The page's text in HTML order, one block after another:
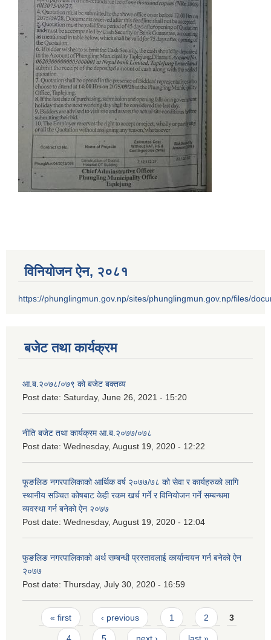
विनियोजन ऐन‚ २०८१
https://phunglingmun.gov.np/sites/phunglingmun.gov.np/files/
बजेट तथा कार्यक्रम
आ.ब.२०७८/०७९ को बजेट बक्तव्य
Post date: Saturday, June 26, 2021 - 15:20
नीति बजेट तथा कार्यक्रम आ.ब.२०७७/०७८
Post date: Wednesday, August 19, 2020 - 12:22
फूङलिङ नगरपालिकाको आर्थिक वर्ष २०७७/७८ को सेवा र कार्यहरुको लागि
स्थानीय सञ्चित कोषबाट केही रकम खर्च गर्ने र विनियोजन गर्ने सम्बन्धमा
व्यवस्था गर्न बनेको ऐन २०७७
Post date: Wednesday, August 19, 2020 - 12:04
फुङलिङ नगरपालिकाको अर्थ सम्बन्धी प्रस्तावलाई कार्यान्वयन गर्न बनेको ऐन
२०७७
Post date: Thursday, July 30, 2020 - 16:59
Pages
« first ‹ previous 1 2 3